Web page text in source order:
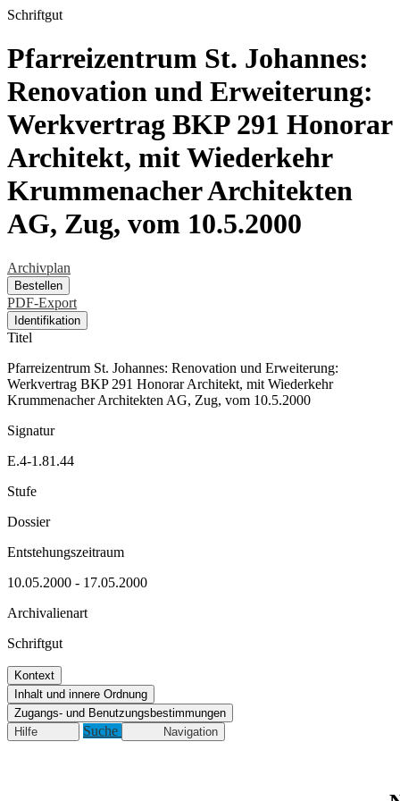
Schriftgut
Pfarreizentrum St. Johannes:
Renovation und Erweiterung:
Werkvertrag BKP 291 Honorar
Architekt, mit Wiederkehr
Krummenacher Architekten
AG, Zug, vom 10.5.2000
Archivplan
Bestellen
PDF-Export
Identifikation
Titel
Pfarreizentrum St. Johannes: Renovation und Erweiterung:
Werkvertrag BKP 291 Honorar Architekt, mit Wiederkehr
Krummenacher Architekten AG, Zug, vom 10.5.2000
Signatur
E.4-1.81.44
Stufe
Dossier
Entstehungszeitraum
10.05.2000 - 17.05.2000
Archivalienart
Schriftgut
Kontext
Inhalt und innere Ordnung
Zugangs- und Benutzungsbestimmungen
Hilfe
Suche Navigation